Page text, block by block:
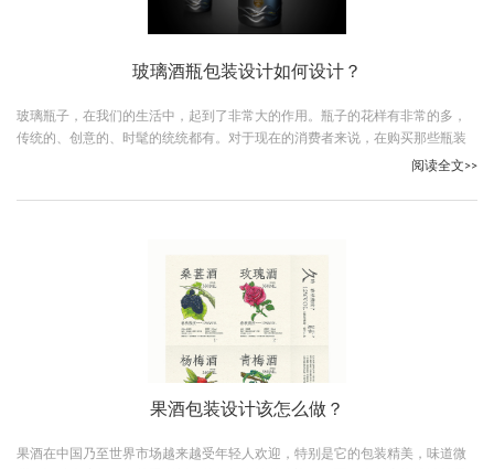
玻璃酒瓶包装设计如何设计？
玻璃瓶子，在我们的生活中，起到了非常大的作用。瓶子的花样有非常的多，
传统的、创意的、时髦的统统都有。对于现在的消费者来说，在购买那些瓶装
的产品时，会更乐意购买包装设计的比较好看的，这就非常考验厂家的包装设
要设计出高端的酒瓶，就要从设计图、选材、工艺、工艺标准、质检等环节去
阅读全文>>
果酒包装设计该怎么做？
果酒在中国乃至世界市场越来越受年轻人欢迎，特别是它的包装精美，味道微